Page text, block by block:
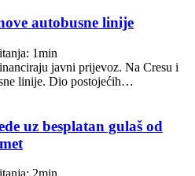
autobusne linije
1min
javni prijevoz. Na Cresu i
linije. Dio postojećih…
uz besplatan gulaš od